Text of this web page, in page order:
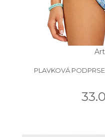
PLAVKOVÁ